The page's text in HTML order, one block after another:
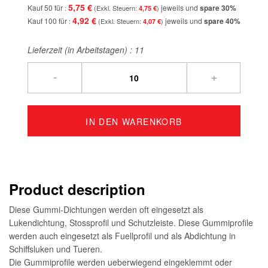
Kauf 50 für 5,75 € 4,75 € jeweils und spare30%
Kauf 100 für 4,92 € 4,07 € jeweils und spare40%
Lieferzeit (in Arbeitstagen) : 11
- +
IN DEN WARENKORB
Product description
Diese Gummi-Dichtungen werden oft eingesetzt als
Lukendichtung, Stossprofil und Schutzleiste. Diese Gummiprofile
werden auch eingesetzt als Fuellprofil und als Abdichtung in
Schiffsluken und Tueren.
Die Gummiprofile werden ueberwiegend eingeklemmt oder